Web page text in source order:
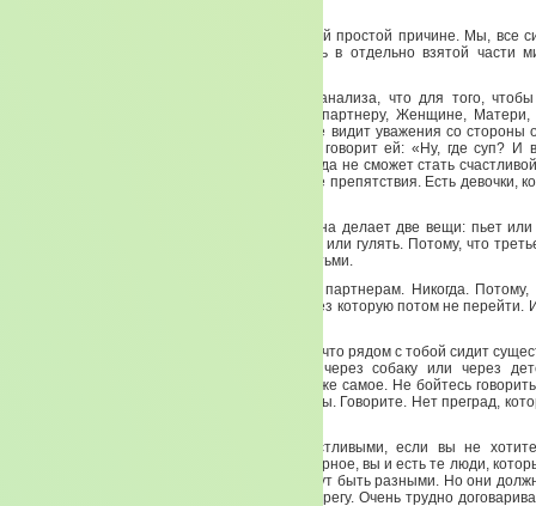
А нас-то ведь никто этому не учил. По одной простой причине. Мы, все
продукт той системы, которая насаждалась в отдельно взятой части
И недаром говорил основоположник психоанализа, что для того,
начинать надо с бабушки. Так, уважение к партнеру, Женщине,
закладывается в детстве. И когда девочка не видит уважения со стороны
не видит, что папа ухаживает за мамой, а говорит ей: «Ну, где суп? И
времени, а тебя дома нет», то девочка никогда не сможет стать
трудно, ей придется преодолевать безумные препятствия. Есть девочки,
Тоже самое, когда девочка знает, что мужчина делает две вещи: пьет
говорила. Муж у нее будет в браке или пить, или гулять. Потому, что
Думайте, когда разговариваете со своими детьми.
Никогда не бойтесь говорить правду своим партнерам. Никогда.
воздвигает между вами страшную стену, через которую потом не перейти.
А потом наступает старость. И оказывается, что рядом с тобой сидит
сказать. Разговаривают через ящик. Или через собаку или через
приходят. И с ужасом видят, что у детей то же самое. Не бойтесь
то, что он должен делать, а то, чего хотите вы. Говорите. Нет преград,
Если вы хотите видеть ваших детей счастливыми, если вы не
повторяли ваш семейный сценарий, то, наверное, вы и есть те люди,
этот сценарий и менять его. Отношения могут быть разными. Но они
о правилах игры надо договариваться на берегу. Очень трудно